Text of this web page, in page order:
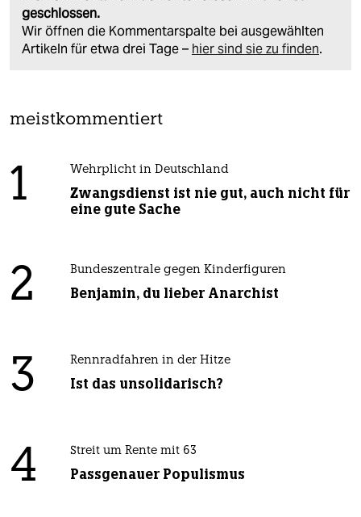
geschlossen.
Wir öffnen die Kommentarspalte bei ausgewählten
Artikeln für etwa drei Tage – hier sind sie zu finden.
meistkommentiert
1 Wehrplicht in Deutschland
Zwangsdienst ist nie gut, auch nicht für
eine gute Sache
2 Bundeszentrale gegen Kinderfiguren
Benjamin, du lieber Anarchist
3 Rennradfahren in der Hitze
Ist das unsolidarisch?
4 Streit um Rente mit 63
Passgenauer Populismus